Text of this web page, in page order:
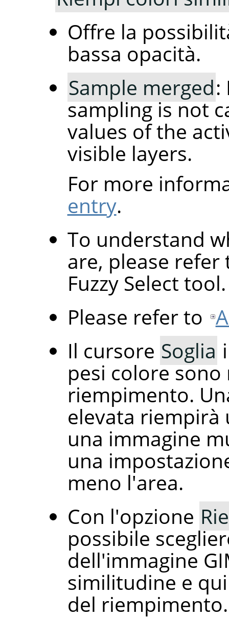
Offre la
bassa opacità.
Sample merged:
sampling is not
values of the
visible layers.
For more
entry.
To understand
are, please
Fuzzy Select tool.
Please refer to
Il cursore Soglia
pesi colore
riempimento.
elevata riempirà
una immagine
una
meno l'area.
Con l'opzione
possibile
dell'immagine
similitudine e
del riempimento.